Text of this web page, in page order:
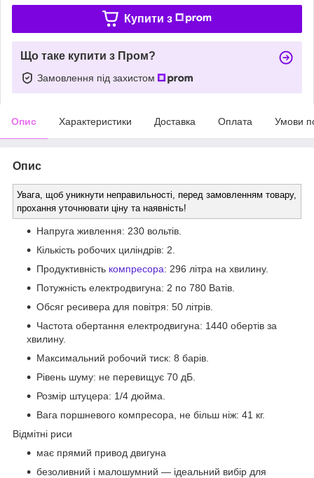
Купити з
Що таке купити з Пром?
Замовлення під захистом
Опис Характеристики Доставка Оплата Умови
Опис
Увага, щоб уникнути неправильності, перед замовленням товару,
прохання уточнювати ціну та наявність!
Напруга живлення: 230 вольтів.
Кількість робочих циліндрів: 2.
Продуктивність компресора: 296 літра на хвилину.
Потужність електродвигуна: 2 по 780 Ватів.
Обсяг ресивера для повітря: 50 літрів.
Частота обертання електродвигуна: 1440 обертів за
хвилину.
Максимальний робочий тиск: 8 барів.
Рівень шуму: не перевищує 70 дБ.
Розмір штуцера: 1/4 дюйма.
Вага поршневого компресора, не більш ніж: 41 кг.
Відмітні риси
має прямий привод двигуна
безоливний і малошумний — ідеальний вибір для